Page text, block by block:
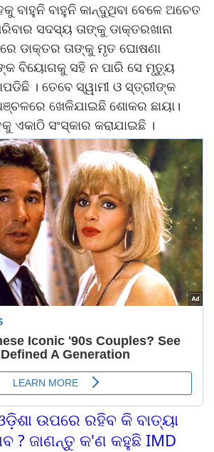
ବାହୁନି ବାହୁନି କାନ୍ଦୁଥିବା ବେଳେ ଅଚେତ
ସଦସ୍ୟ ତାଙ୍କୁ ଡାକ୍ତରଖାନା
ଡାକ୍ତର ତାଙ୍କୁ ମୃତ ଘୋଷଣା
ବିୟୋଗକୁ ସହି ନ ପାରି ସେ ମୃତ୍ୟୁ
। ତେବେ ସ୍ୱାମୀ ଓ ସ୍ତ୍ରୀଙ୍କ
ଖେଳିଯାଇଛି ଶୋକର ଛାୟା।
ସଂସ୍କାର କରାଯାଇଛି ।
ଉପରେ ରହିବ କି ବାତ୍ୟା
? ଜାଣନ୍ତୁ କ'ଣ କହୁଛି IMD